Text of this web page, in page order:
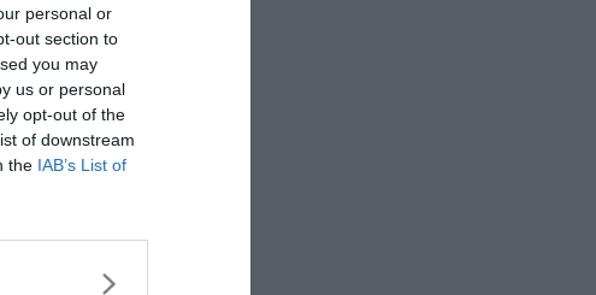
personal or
out section to
you may
us or personal
opt-out of the
of downstream
the IAB’s List of